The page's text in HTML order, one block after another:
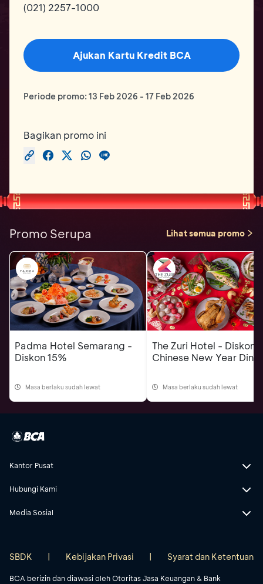
(021) 2257-1000
Ajukan Kartu Kredit BCA
Periode promo: 13 Feb 2026 - 17 Feb 2026
Bagikan promo ini
Promo Serupa Lihat semua promo
Padma Hotel Semarang -
Diskon 15%
Masa berlaku sudah lewat
The Zuri Hotel - Diskon
Chinese New Year
Masa berlaku sudah lewat
Kantor Pusat
Hubungi Kami
Media Sosial
BCA berizin dan diawasi oleh Otoritas Jasa Keuangan & Bank
SBDK | Kebijakan Privasi | Syarat dan Ketentuan